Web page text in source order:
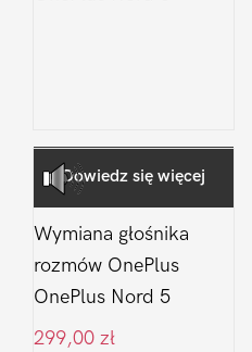
Dowiedz się więcej
Wymiana głośnika
rozmów OnePlus
OnePlus Nord 5
299,00 zł